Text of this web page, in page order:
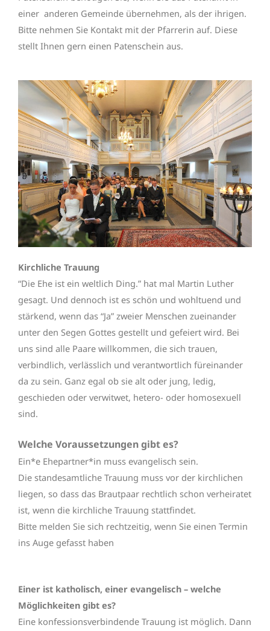
einer anderen Gemeinde übernehmen, als der ihrigen.
Bitte nehmen Sie Kontakt mit der Pfarrerin auf. Diese
stellt Ihnen gern einen Patenschein aus.
Kirchliche Trauung
“Die Ehe ist ein weltlich Ding.” hat mal Martin Luther
gesagt. Und dennoch ist es schön und wohltuend und
stärkend, wenn das “Ja” zweier Menschen zueinander
unter den Segen Gottes gestellt und gefeiert wird. Bei
uns sind alle Paare willkommen, die sich trauen,
verbindlich, verlässlich und verantwortlich füreinander
da zu sein. Ganz egal ob sie alt oder jung, ledig,
geschieden oder verwitwet, hetero- oder homosexuell
sind.
Welche Voraussetzungen gibt es?
Ein*e Ehepartner*in muss evangelisch sein.
Die standesamtliche Trauung muss vor der kirchlichen
liegen, so dass das Brautpaar rechtlich schon verheiratet
ist, wenn die kirchliche Trauung stattfindet.
Bitte melden Sie sich rechtzeitig, wenn Sie einen Termin
ins Auge gefasst haben
Einer ist katholisch, einer evangelisch – welche
Möglichkeiten gibt es?
Eine konfessionsverbindende Trauung ist möglich. Dann